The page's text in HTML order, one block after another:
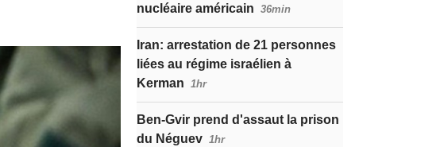
nucléaire américain 36min
Iran: arrestation de 21 personnes
liées au régime israélien à
Kerman 1hr
Ben-Gvir prend d'assaut la prison
du Néguev 1hr